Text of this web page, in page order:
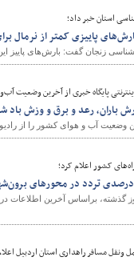
استان خبر داد؛
پاییزی کمتر از نرمال
زنجان گفت: بارش‌های پاییز این
پایگاه خبری از آخرین وضعیت
باران،‌ رعد و برق و وزش
وضعیت آب و هوای کشور را از رادیو
کشور اعلام کرد؛
ونقل مسافر راهداری استان اردبیل